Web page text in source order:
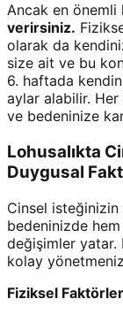
Ancak en önemli
verirsiniz.
olarak da
size ait ve bu
6. haftada
aylar alabilir.
ve bedeninize
Lohusalıkta
Duygusal
Cinsel isteğinizin
bedeninizde
değişimler yatar.
kolay
Fiziksel